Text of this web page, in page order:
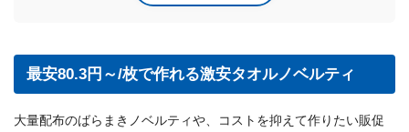
最安80.3円～/枚で作れる激安タオルノベルティ
大量配布のばらまきノベルティや、コストを抑えて作りたい販促